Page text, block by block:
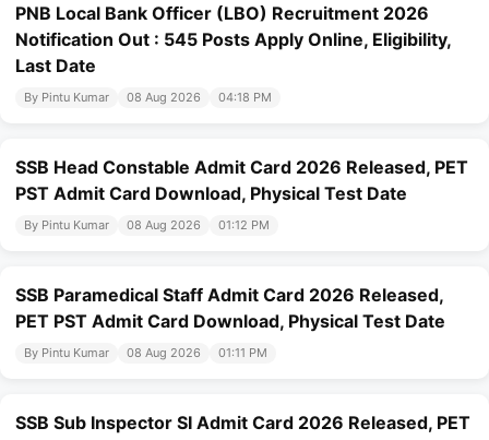
PNB Local Bank Officer (LBO) Recruitment 2026
Notification Out : 545 Posts Apply Online, Eligibility,
Last Date
By Pintu Kumar 08 Aug 2026 04:18 PM
SSB Head Constable Admit Card 2026 Released, PET
PST Admit Card Download, Physical Test Date
By Pintu Kumar 08 Aug 2026 01:12 PM
SSB Paramedical Staff Admit Card 2026 Released,
PET PST Admit Card Download, Physical Test Date
By Pintu Kumar 08 Aug 2026 01:11 PM
SSB Sub Inspector SI Admit Card 2026 Released, PET